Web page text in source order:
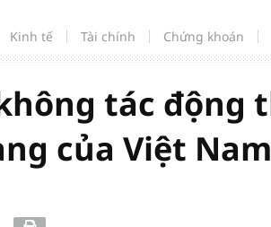
07:00 Hoàn thiện quy định người nước
việc chăm chỉ
15:00
HoREA đề xuất chỉ áp dụng thời
dự án xây mới
Kinh tế Tài chính Chứng khoán
tác động
của Việt Nam